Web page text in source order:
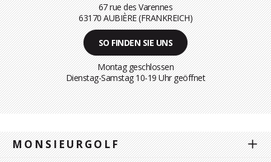
67 rue des Varennes
63170 AUBIÈRE (FRANKREICH)
SO FINDEN SIE UNS
Montag geschlossen
Dienstag-Samstag 10-19 Uhr geöffnet
MONSIEURGOLF